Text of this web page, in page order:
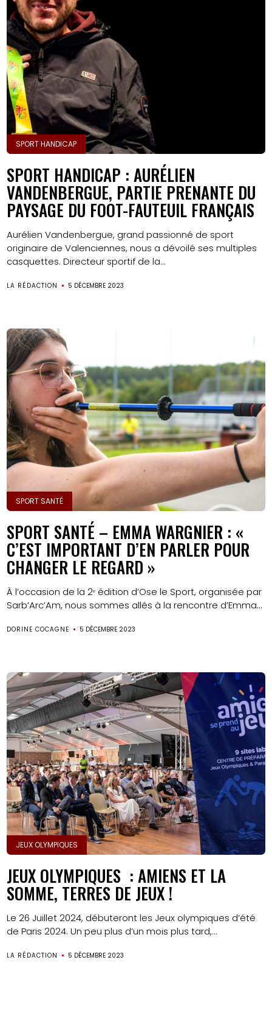
SPORT HANDICAP
SPORT HANDICAP : AURÉLIEN
VANDENBERGUE, PARTIE PRENANTE DU
PAYSAGE DU FOOT-FAUTEUIL FRANÇAIS
Aurélien Vandenbergue, grand passionné de sport
originaire de Valenciennes, nous a dévoilé ses multiples
casquettes. Directeur sportif de la...
LA RÉDACTION 5 DÉCEMBRE 2023
SPORT SANTÉ
SPORT SANTÉ – EMMA WARGNIER : «
C’EST IMPORTANT D’EN PARLER POUR
CHANGER LE REGARD »
À l’occasion de la 2ᵉ édition d’Ose le Sport, organisée par
Sarb’Arc’Am, nous sommes allés à la rencontre d’Emma...
DORINE COCAGNE 5 DÉCEMBRE 2023
JEUX OLYMPIQUES
JEUX OLYMPIQUES : AMIENS ET LA
SOMME, TERRES DE JEUX !
Le 26 Juillet 2024, débuteront les Jeux olympiques d’été
de Paris 2024. Un peu plus d’un mois plus tard,...
LA RÉDACTION 5 DÉCEMBRE 2023